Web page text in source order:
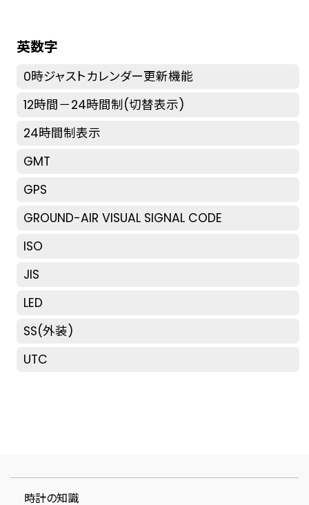
英数字
0時ジャストカレンダー更新機能
12時間－24時間制(切替表示)
24時間制表示
GMT
GPS
GROUND-AIR VISUAL SIGNAL CODE
ISO
JIS
LED
SS(外装)
UTC
時計の知識